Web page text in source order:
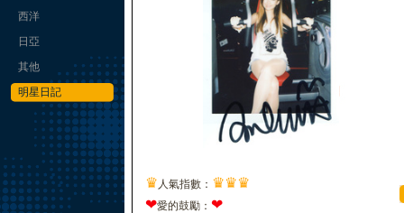
西洋
日亞
其他
明星日記
♛ 人氣指數： ♛♛♛
❤愛的鼓勵： ❤